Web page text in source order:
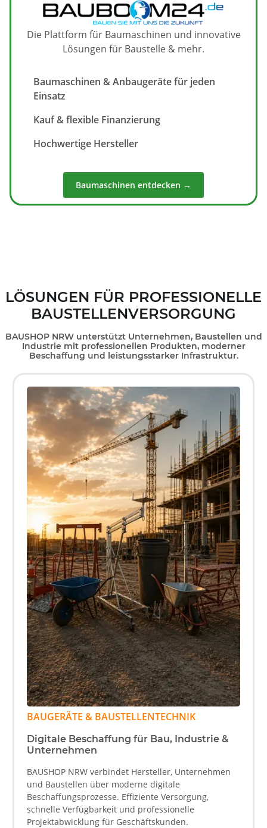
Die Plattform für Baumaschinen und innovative
Lösungen für Baustelle & mehr.
Baumaschinen & Anbaugeräte für jeden
Einsatz
Kauf & flexible Finanzierung
Hochwertige Hersteller
Baumaschinen entdecken →
LÖSUNGEN FÜR PROFESSIONELLE
BAUSTELLENVERSORGUNG
BAUSHOP NRW unterstützt Unternehmen, Baustellen und
Industrie mit professionellen Produkten, moderner
Beschaffung und leistungsstarker Infrastruktur.
BAUGERÄTE & BAUSTELLENTECHNIK
Digitale Beschaffung für Bau, Industrie &
Unternehmen
BAUSHOP NRW verbindet Hersteller, Unternehmen
und Baustellen über moderne digitale
Beschaffungsprozesse. Effiziente Versorgung,
schnelle Verfügbarkeit und professionelle
Projektabwicklung für Geschäftskunden.